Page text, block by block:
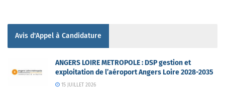
Avis d'Appel à Candidature
ANGERS LOIRE METROPOLE : DSP gestion et
exploitation de l’aéroport Angers Loire 2028-2035
15 JUILLET 2026